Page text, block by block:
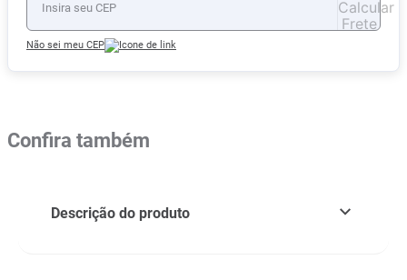
Não sei meu CEP
Confira também
Descrição do produto